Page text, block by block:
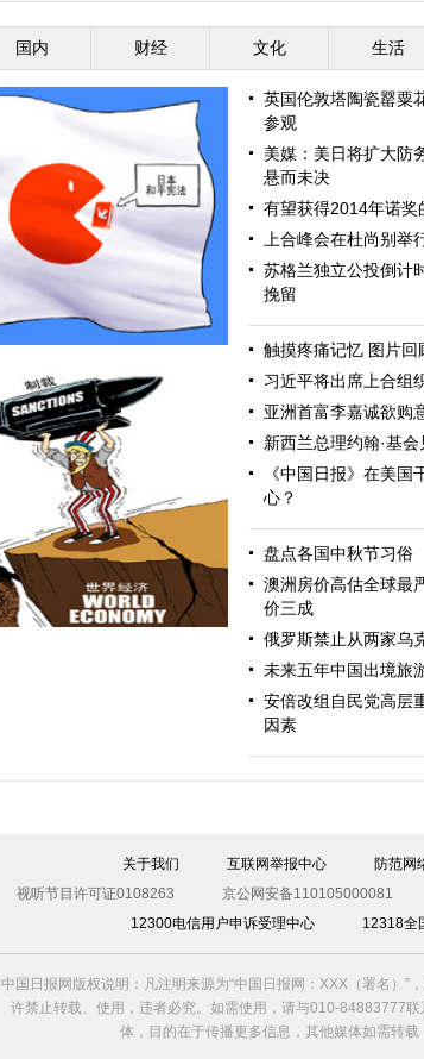
国内 财经 文化 生活
吃豆子
英国伦敦塔陶瓷罂粟
参观
美媒：美日将扩大防
悬而未决
有望获得2014年诺奖
上合峰会在杜尚别举
苏格兰独立公投倒计
挽留
触摸疼痛记忆 图片回
习近平将出席上合组
亚洲首富李嘉诚欲购
新西兰总理约翰·基
《中国日报》在美国
心？
盘点各国中秋节习俗
澳洲房价高估全球最
价三成
俄罗斯禁止从两家乌
未来五年中国出境旅
安倍改组自民党高层
因素
关于我们 互联网举报中心 防范网
视听节目许可证0108263
京公网安备110105000081
12300电信用户申诉受理中心
12318全
中国日报网版权说明：凡注明来源为“中国日报网：XXX（署名）
许禁止转载、使用，违者必究。如需使用，请与010-84883777
体，目的在于传播更多信息，其他媒体如需转